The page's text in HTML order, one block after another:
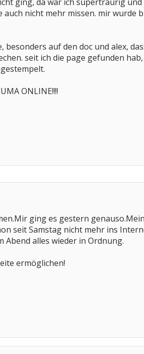
auch nicht mehr missen. mir
besonders auf den doc und alex,
seit ich die page gefunden
ONLINE!!!!
ging es gestern
seit Samstag nicht mehr ins
Abend alles wieder in Ordnung.
ermöglichen!